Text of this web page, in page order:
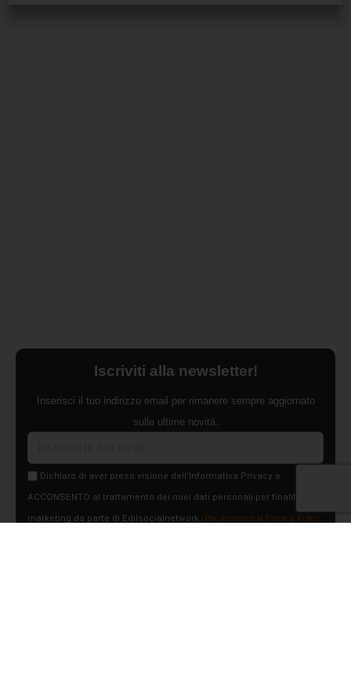
Iscriviti alla newsletter!
Inserisci il tuo indirizzo email per rimanere sempre aggiornato
sulle ultime novità.
Dichiaro di aver preso visione dell'Informativa Privacy e
ACCONSENTO al trattamento dei miei dati personali per finalità di
marketing da parte di Edilsocialnetwork (Per visionare la Privacy Policy